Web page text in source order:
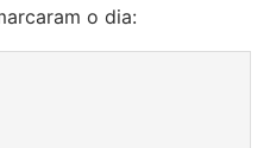
o dia: